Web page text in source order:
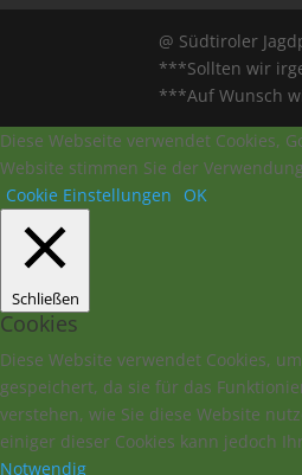
@ Südtiroler
***Sollten wir
***Auf Wunsch
Diese Webseite verwendet Cookies,
Website stimmen Sie der
Cookie Einstellungen
OK
Schließen
Cookies
Diese Website verwendet Cookies,
gespeichert, da sie für das
verstehen, wie Sie diese Website
einiger dieser Cookies kann jedoch
Notwendig